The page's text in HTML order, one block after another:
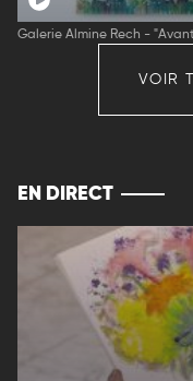
Galerie Almine Rech -
VOIR
EN DIRECT